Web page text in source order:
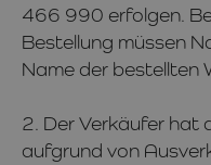
466 990 erfolgen.
Bestellung müssen
Name der bestellten
2. Der Verkäufer hat
aufgrund von